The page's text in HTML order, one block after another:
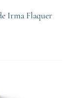
Irma Flaquer